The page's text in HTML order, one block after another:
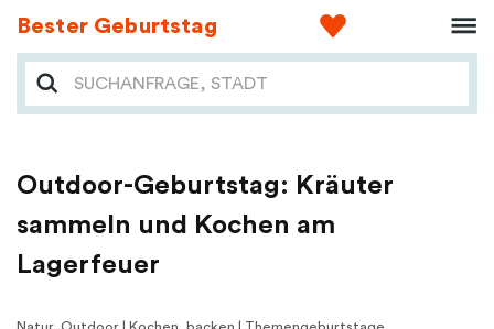
Bester Geburtstag
Outdoor-Geburtstag: Kräuter
sammeln und Kochen am
Lagerfeuer